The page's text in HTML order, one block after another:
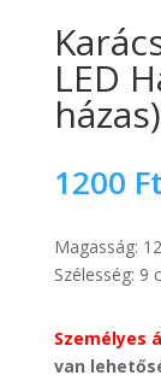
LED
házas)
1200 Ft
Magasság:
Szélesség: 9
Személyes
van